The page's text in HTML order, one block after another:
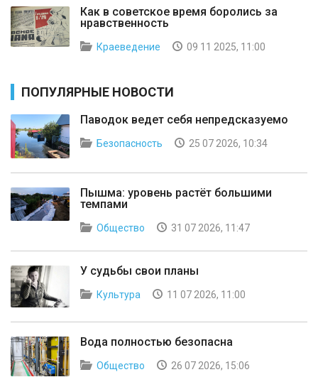
Как в советское время боролись за
нравственность
Краеведение 09 11 2025, 11:00
ПОПУЛЯРНЫЕ НОВОСТИ
Паводок ведет себя непредсказуемо
Безопасность 25 07 2026, 10:34
Пышма: уровень растёт большими
темпами
Общество 31 07 2026, 11:47
У судьбы свои планы
Культура 11 07 2026, 11:00
Вода полностью безопасна
Общество 26 07 2026, 15:06